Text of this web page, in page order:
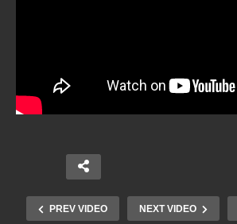
PREV VIDEO NEXT VIDEO